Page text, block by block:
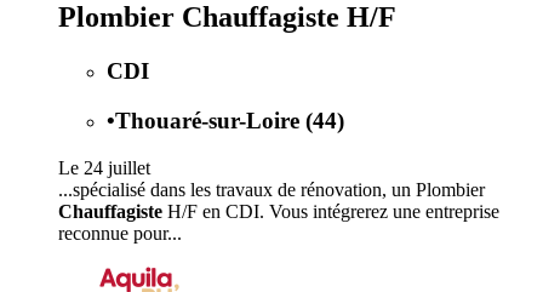
Plombier Chauffagiste H/F
CDI
•Thouaré-sur-Loire (44)
Le 24 juillet
...spécialisé dans les travaux de rénovation, un Plombier
Chauffagiste H/F en CDI. Vous intégrerez une entreprise
reconnue pour...